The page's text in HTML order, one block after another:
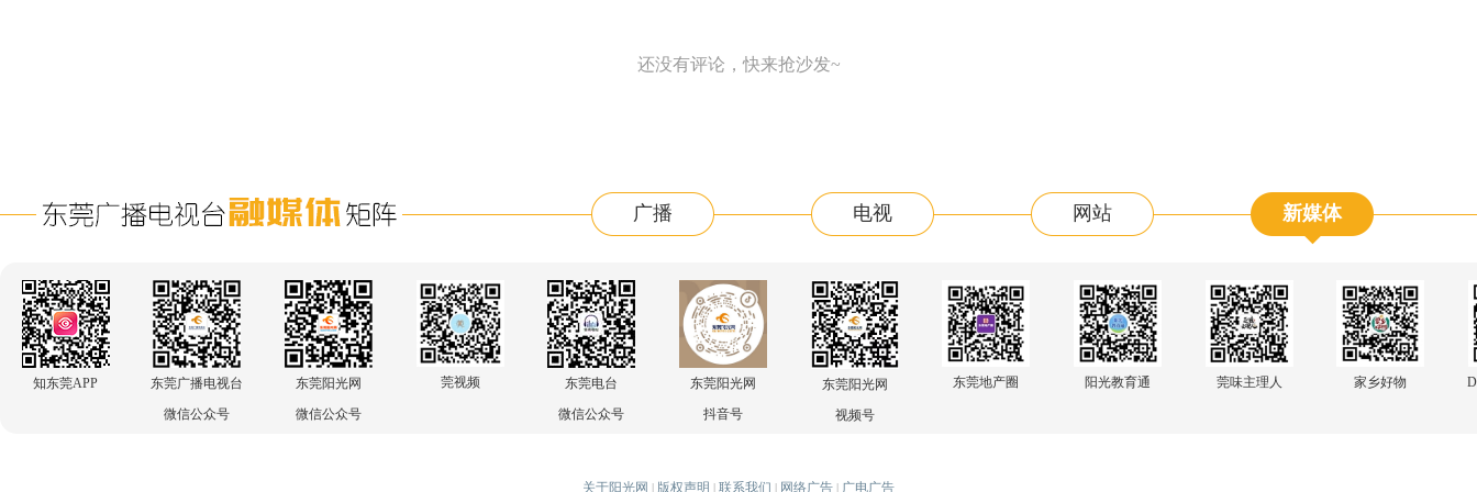
还没有评论，快来抢沙发~
广播 电视 网站 新媒体
知东莞APP
东莞广播电视台
微信公众号
东莞阳光网
微信公众号
莞视频
东莞电台
微信公众号
东莞阳光网
抖音号
东莞阳光网
视频号
东莞地产圈 阳光教育通 莞味主理人 家乡好物
关于阳光网 | 版权声明 | 联系我们 | 网络广告 | 广电广告